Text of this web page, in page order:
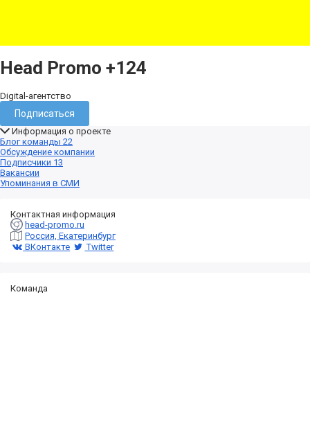
Head Promo +124
Digital-агентство
Подписаться
Информация о проекте
Блог команды 22
Обсуждение компании
Подписчики 13
Вакансии
Упоминания в СМИ
Контактная информация
head-promo.ru
Россия, Екатеринбург
ВКонтакте
Twitter
Команда